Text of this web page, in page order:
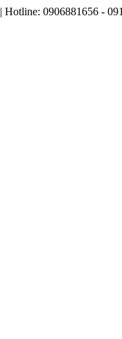
| Hotline: 0906881656 -